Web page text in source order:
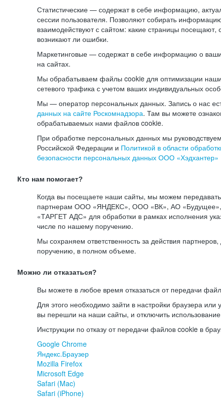
Статистические — содержат в себе информацию,
сессии пользователя. Позволяют собирать
взаимодействуют с сайтом: какие страницы посещают,
возникают ли ошибки.
Маркетинговые — содержат в себе информацию о
на сайтах.
Мы обрабатываем файлы cookie для оптимизации
сетевого трафика с учетом ваших индивидуальных
Мы — оператор персональных данных. Запись о нас
данных на сайте Роскомнадзора. Там вы можете
обрабатываемых нами файлов cookie.
При обработке персональных данных мы
Российской Федерации и Политикой в области
безопасности персональных данных ООО «Хэдхантер»
Кто нам помогает?
Когда вы посещаете наши сайты, мы можем
партнерам ООО «ЯНДЕКС», ООО «ВК», АО
«ТАРГЕТ АДС» для обработки в рамках исполнения
числе по нашему поручению.
Мы сохраняем ответственность за действия
поручению, в полном объеме.
Можно ли отказаться?
Вы можете в любое время отказаться от передачи
Для этого необходимо зайти в настройки браузера или
вы перешли на наши сайты, и отключить
Инструкции по отказу от передачи файлов cookie в
Google Chrome
Яндекс.Браузер
Mozilla Firefox
Microsoft Edge
Safari (Mac)
Safari (iPhone)